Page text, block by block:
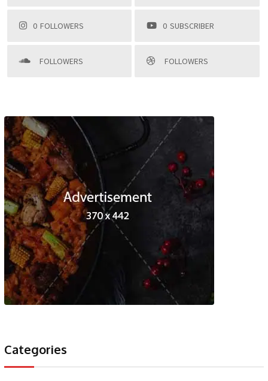
0 FOLLOWERS 0 SUBSCRIBER
FOLLOWERS FOLLOWERS
Categories